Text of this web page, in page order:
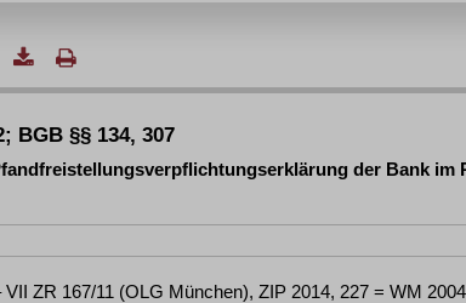
BGB §§ 134, 307
der Bank im
ZR 167/11 (OLG München), ZIP 2014, 227 = WM